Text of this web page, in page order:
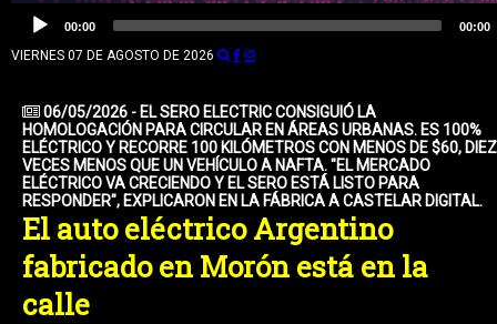
LA
MOLE
BUSQUEDA
CONTACTO
Reproductor
audio
00:00 00:00
VIERNES 07 DE AGOSTO DE 2026
06/05/2026 - EL SERO ELECTRIC CONSIGUIÓ LA
HOMOLOGACIÓN PARA CIRCULAR EN ÁREAS URBANAS. ES 100%
ELÉCTRICO Y RECORRE 100 KILÓMETROS CON MENOS DE $60, DIEZ
VECES MENOS QUE UN VEHÍCULO A NAFTA. "EL MERCADO
ELÉCTRICO VA CRECIENDO Y EL SERO ESTÁ LISTO PARA
RESPONDER", EXPLICARON EN LA FÁBRICA A CASTELAR DIGITAL.
El auto eléctrico Argentino
fabricado en Morón está en la
calle